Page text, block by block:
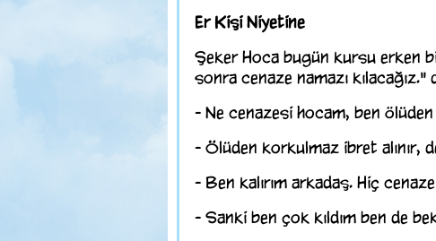
Er Kişi Niyetine
Şeker Hoca bugün kursu erken
sonra cenaze namazı
- Ne cenazesi hocam, ben
- Ölüden korkulmaz ibret alınır,
- Ben kalırım arkadaş. Hiç
- Sanki ben çok kıldım ben de